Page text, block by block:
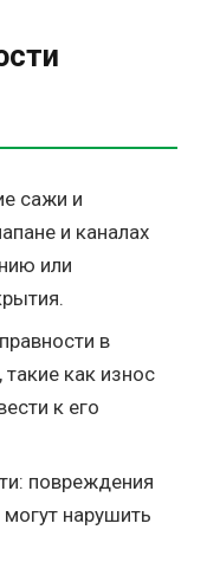
сажи и
и каналах
или
в
как износ
к его
повреждения
нарушить